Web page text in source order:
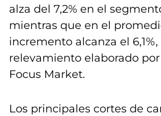
alza del 7,2% en el
mientras que en el
incremento alcanza el
relevamiento elaborado
Focus Market.
Los principales cortes de